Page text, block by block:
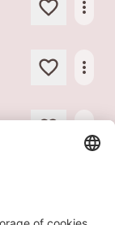
more_horiz
more_horiz